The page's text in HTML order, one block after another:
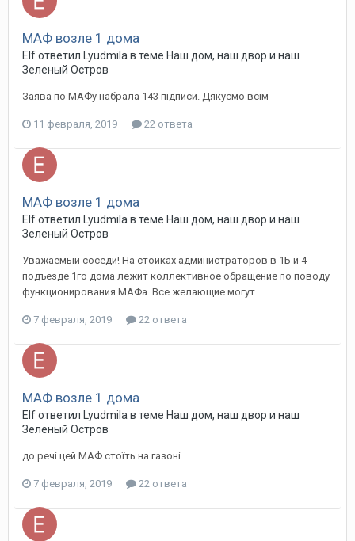
МАФ возле 1 дома
Elf ответил Lyudmila в теме Наш дом, наш двор и наш
Зеленый Остров
Заява по МАФу набрала 143 підписи. Дякуємо всім
11 февраля, 2019 22 ответа
МАФ возле 1 дома
Elf ответил Lyudmila в теме Наш дом, наш двор и наш
Зеленый Остров
Уважаемый соседи! На стойках администраторов в 1Б и 4
подъезде 1го дома лежит коллективное обращение по поводу
функционирования МАФа. Все желающие могут...
7 февраля, 2019 22 ответа
МАФ возле 1 дома
Elf ответил Lyudmila в теме Наш дом, наш двор и наш
Зеленый Остров
до речі цей МАФ стоїть на газоні...
7 февраля, 2019 22 ответа